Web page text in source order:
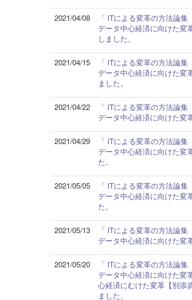
2021/04/08
「 ITによる変革の方法論
データ中心経済に向けた
しました。
2021/04/15
「 ITによる変革の方法論
データ中心経済に向けた変
ました。
2021/04/22
「 ITによる変革の方法論
データ中心経済に向けた変
2021/04/29
「 ITによる変革の方法論
データ中心経済に向けた変
た。
2021/05/05
「 ITによる変革の方法論
データ中心経済に向けた
た。
2021/05/13
「 ITによる変革の方法論
データ中心経済に向けた変
2021/05/20
「 ITによる変革の方法論
データ中心経済に向けた変
心経済にむけた変革【別添
ました。